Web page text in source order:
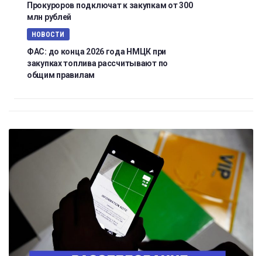
Прокуроров подключат к закупкам от 300
млн рублей
НОВОСТИ
ФАС: до конца 2026 года НМЦК при
закупках топлива рассчитывают по
общим правилам